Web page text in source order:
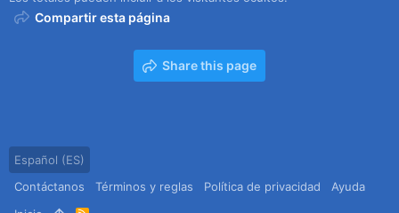
Compartir esta página
Share this page
Español (ES)
Contáctanos
Términos y reglas Política de privacidad
Ayuda